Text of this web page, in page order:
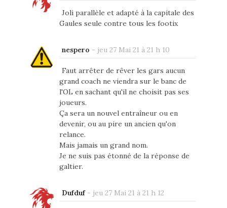
Joli parallèle et adapté à la capitale des
Gaules seule contre tous les footix
nespero - jeu 27 Mai 21 à 21 h 10
Faut arrêter de rêver les gars aucun
grand coach ne viendra sur le banc de
l'OL en sachant qu'il ne choisit pas ses
joueurs.
Ça sera un nouvel entraîneur ou en
devenir, ou au pire un ancien qu'on
relance.
Mais jamais un grand nom.
Je ne suis pas étonné de la réponse de
galtier.
Dufduf- jeu 27 Mai 21 à 21 h 12